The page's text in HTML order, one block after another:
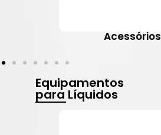
Acessórios
Equipamentos
para Líquidos